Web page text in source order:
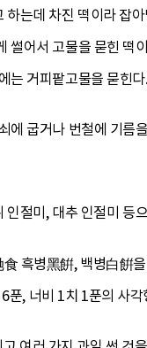
는데 차진 떡이라 잡
어서 고물을 묻힌 떡
는 거피팥고물을 묻힌다.
굽거나 번철에 기름
절미, 대추 인절미 등
흑병黑餠, 백병白餠
, 너비 1치 1푼의 사